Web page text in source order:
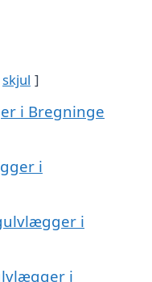
skjul
i Bregninge
i
i
i